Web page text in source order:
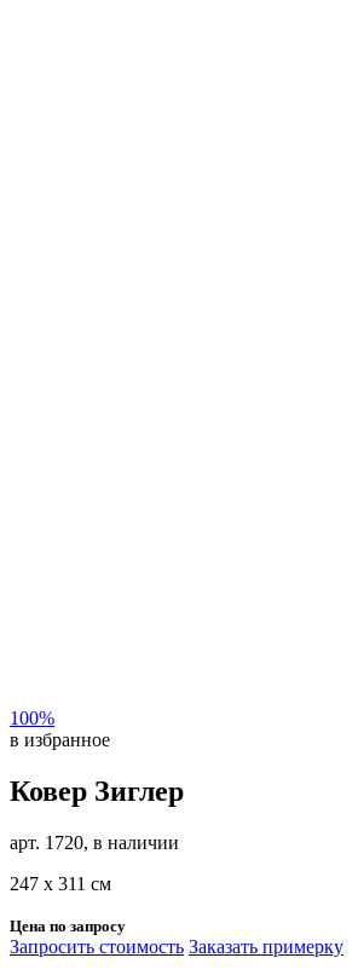
100%
в избранное
Ковер Зиглер
арт. 1720, в наличии
247 х 311 см
Цена по запросу
Запросить стоимость Заказать примерку